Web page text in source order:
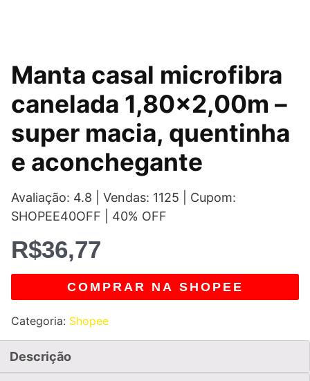
Manta casal microfibra
canelada 1,80×2,00m –
super macia, quentinha
e aconchegante
Avaliação: 4.8 | Vendas: 1125 | Cupom:
SHOPEE40OFF | 40% OFF
R$36,77
COMPRAR NA SHOPEE
Categoria: Shopee
Descrição